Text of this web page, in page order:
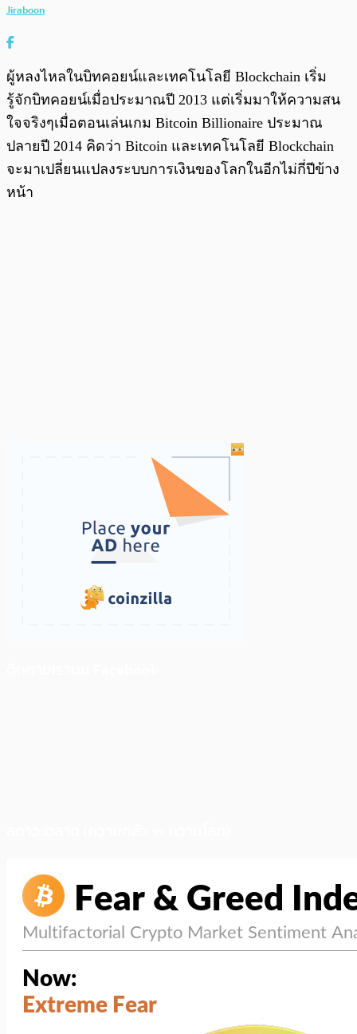
Jiraboon
ผู้หลงไหลในบิทคอยน์และเทคโนโลยี Blockchain เริ่ม
รู้จักบิทคอยน์เมื่อประมาณปี 2013 แต่เริ่มมาให้ความสน
ใจจริงๆเมื่อตอนเล่นเกม Bitcoin Billionaire ประมาณ
ปลายปี 2014 คิดว่า Bitcoin และเทคโนโลยี Blockchain
จะมาเปลี่ยนแปลงระบบการเงินของโลกในอีกไม่กี่ปีข้าง
หน้า